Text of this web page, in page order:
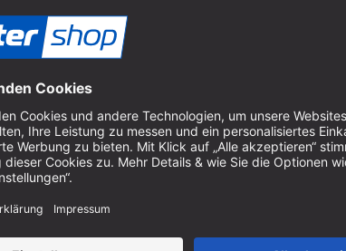
Spannen von
Einfache
Ausgerüstet mit
Gefertigt aus
2 Jahre Garantie